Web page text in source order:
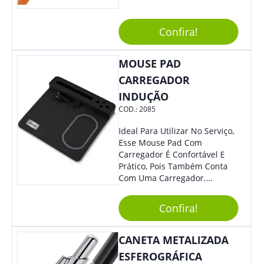
Confira!
MOUSE PAD
CARREGADOR
INDUÇÃO
COD.:2085
Ideal Para Utilizar No Serviço,
Esse Mouse Pad Com
Carregador É Confortável E
Prático, Pois Também Conta
Com Uma Carregador.
Resistente, Com A Qualidade
Que Os Colaboradores
Buscam, E O Design É
Moderno, Destacando Ainda
Mais Sua Marca.
Confira!
CANETA METALIZADA
ESFEROGRÁFICA